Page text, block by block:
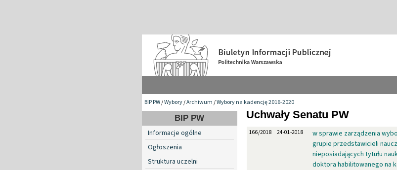
BIP PW/Wybory/Archiwum/Wybory na kadencję 2016-2020
BIP PW
Informacje ogólne
Ogłoszenia
Struktura uczelni
Uchwały Senatu PW
166/2018 24-01-2018
w sprawie zarządzenia
grupie przedstawicieli
nieposiadających tytułu
doktora habilitowanego na